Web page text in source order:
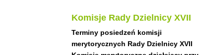
Komisje Rady Dzielnicy XVII
Terminy posiedzeń komisji
merytorycznych Rady Dzielnicy XVII